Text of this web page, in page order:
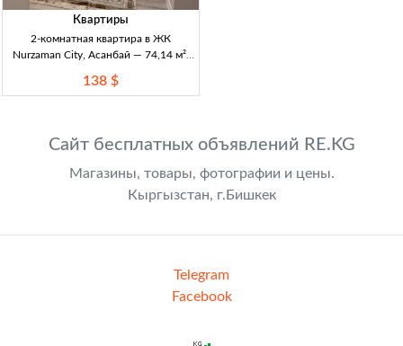
Квартиры
2-комнатная квартира в ЖК
Nurzaman City, Асанбай — 74,14 м²,
12/14 эт, с ремонтом, с мебелью, ЖК
138 $
Сайт бесплатных объявлений RE.KG
Магазины, товары, фотографии и цены.
Кыргызстан, г.Бишкек
Telegram
Facebook